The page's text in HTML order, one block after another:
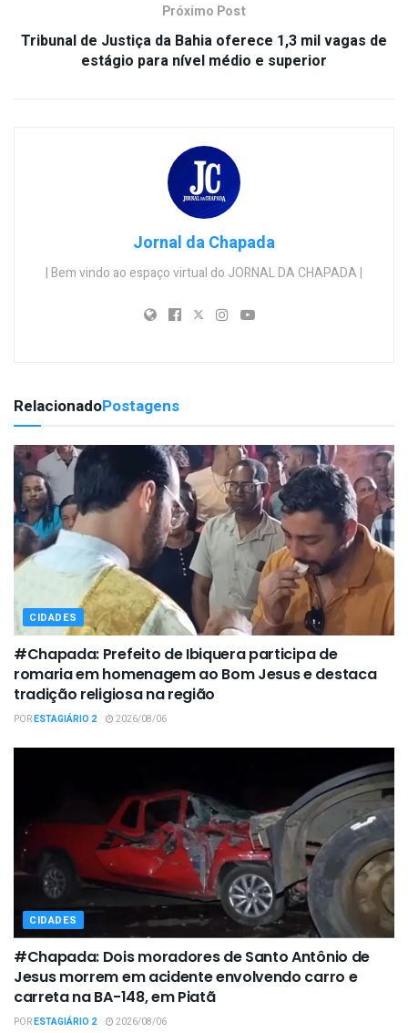
Próximo Post
Tribunal de Justiça da Bahia oferece 1,3 mil vagas de
estágio para nível médio e superior
Jornal da Chapada
| Bem vindo ao espaço virtual do JORNAL DA CHAPADA |
RelacionadoPostagens
CIDADES
#Chapada: Prefeito de Ibiquera participa de
romaria em homenagem ao Bom Jesus e destaca
tradição religiosa na região
PORESTAGIÁRIO 2 2026/08/06
CIDADES
#Chapada: Dois moradores de Santo Antônio de
Jesus morrem em acidente envolvendo carro e
carreta na BA-148, em Piatã
PORESTAGIÁRIO 2 2026/08/06